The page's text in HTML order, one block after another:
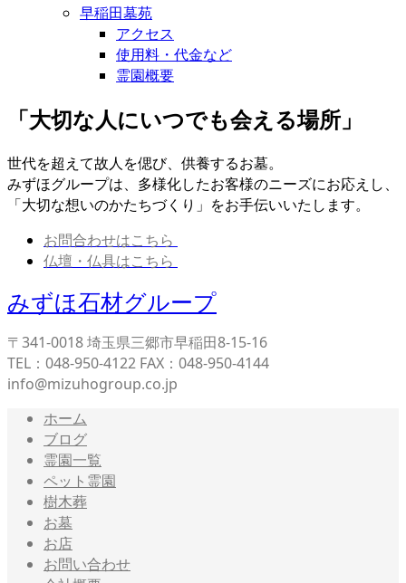
早稲田墓苑
アクセス
使用料・代金など
霊園概要
「大切な人にいつでも会える場所」
世代を超えて故人を偲び、供養するお墓。
みずほグループは、多様化したお客様のニーズにお応えし、
「大切な想いのかたちづくり」をお手伝いいたします。
お問合わせはこちら
仏壇・仏具はこちら
みずほ石材グループ
〒341-0018 埼玉県三郷市早稲田8-15-16
TEL：048-950-4122 FAX：048-950-4144
info@mizuhogroup.co.jp
ホーム
ブログ
霊園一覧
ペット霊園
樹木葬
お墓
お店
お問い合わせ